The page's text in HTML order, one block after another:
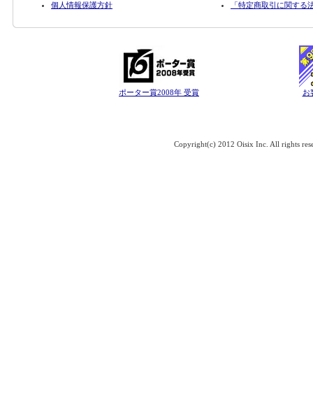
個人情報保護方針
「特定商取引に関する
ポーター賞2008年 受賞 お
Copyright(c) 2012 Oisix Inc. All rights